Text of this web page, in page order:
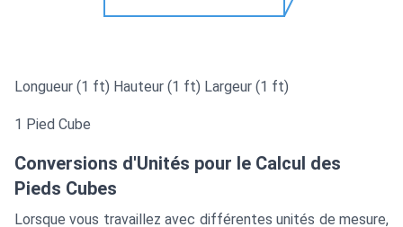
Longueur (1 ft) Hauteur (1 ft) Largeur (1 ft)
1 Pied Cube
Conversions d'Unités pour le Calcul des
Pieds Cubes
Lorsque vous travaillez avec différentes unités de mesure,